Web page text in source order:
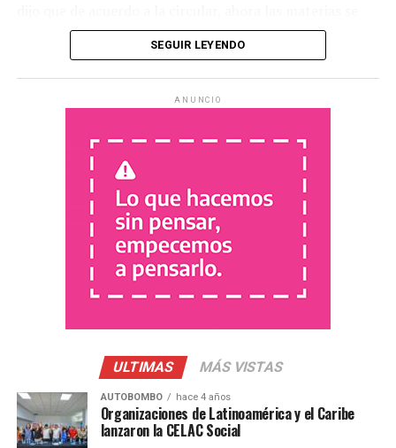
aprueban por “paquetes”, es decir que se juntan cuatro
materias relativamente afines y se realiza un trabajo
integrador para aprobarlas. En ese sentido dijo que “la
escuela secundaria tiene un montón de dificultades y
estamos rechazando” y agregó “es muy poco serio y
creemos que no es asi como se logra la continuidad de
los chicos y chicas en las escuelas”
Casielo expresó que “no hay criterios claros” con
respecto a las nuevas modificaciones establecidas y
agregó: “es toda una política de autoritarimo por parte
del Ministerio”. Además, informó que mañana, Amsafe
junto a Sadop y toda la comunidad secundaria
concentrarán a las 11 frente a la sede del Ministerio de
SEGUIR LEYENDO
ANUNCIO
ULTIMAS MÁS VISTAS
AUTOBOMBO hace 4 años
Organizaciones de Latinoamérica y el Caribe
lanzaron la CELAC Social